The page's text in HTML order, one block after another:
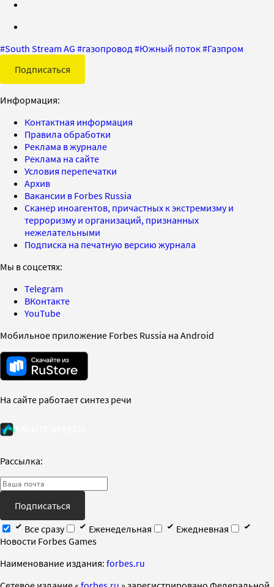
#South Stream AG #газопровод #Южный поток#Газпром
Подписаться
Информация:
Контактная информация
Правила обработки
Реклама в журнале
Реклама на сайте
Условия перепечатки
Архив
Вакансии в Forbes Russia
Сканер иноагентов, причастных к экстремизму и
терроризму и организаций, признанных
нежелательными
Подписка на печатную версию журнала
Мы в соцсетях:
Telegram
ВКонтакте
YouTube
Мобильное приложение Forbes Russia на Android
На сайте работает синтез речи
Рассылка:
Подписаться
Все сразу
Еженедельная
Ежедневная
Новости Forbes Games
Наименование издания: forbes.ru